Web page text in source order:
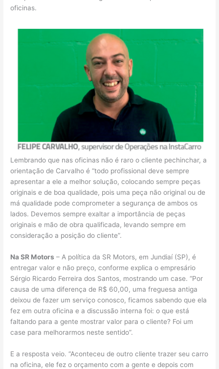
oficinas.
Lembrando que nas oficinas não é raro o cliente pechinchar, a
orientação de Carvalho é “todo profissional deve sempre
apresentar a ele a melhor solução, colocando sempre peças
originais e de boa qualidade, pois uma peça não original ou de
má qualidade pode comprometer a segurança de ambos os
lados. Devemos sempre exaltar a importância de peças
originais e mão de obra qualificada, levando sempre em
consideração a posição do cliente”.
Na SR Motors – A política da SR Motors, em Jundiaí (SP), é
entregar valor e não preço, conforme explica o empresário
Sérgio Ricardo Ferreira dos Santos, mostrando um case. “Por
causa de uma diferença de R$ 60,00, uma freguesa antiga
deixou de fazer um serviço conosco, ficamos sabendo que ela
fez em outra oficina e a discussão interna foi: o que está
faltando para a gente mostrar valor para o cliente? Foi um
case para melhorarmos neste sentido”.
E a resposta veio. “Aconteceu de outro cliente trazer seu carro
na oficina, ele fez o orçamento com a gente e depois com